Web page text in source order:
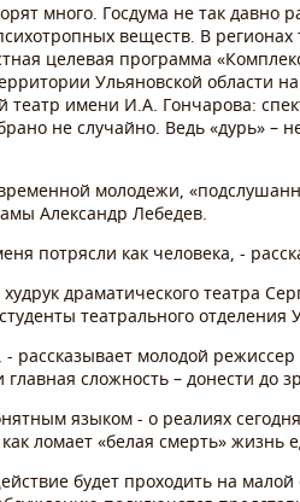
много. Госдума не так давно
веществ. В
целевая программа
Ульяновской области
имени И.А. Гончарова:
не случайно. Ведь «дурь» –
молодежи,
Александр Лебедев.
потрясли как человека, -
драматического театра
театрального отделения
рассказывает молодой
сложность – донести до
языком - о реалиях
ломает «белая смерть»
будет проходить на